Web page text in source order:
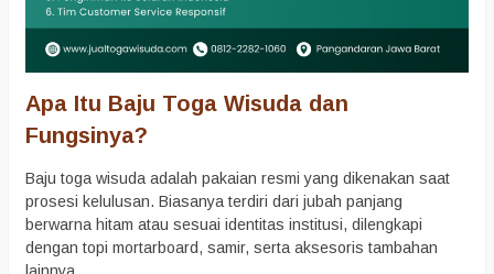
Apa Itu Baju Toga Wisuda dan
Fungsinya?
Baju toga wisuda adalah pakaian resmi yang dikenakan saat
prosesi kelulusan. Biasanya terdiri dari jubah panjang
berwarna hitam atau sesuai identitas institusi, dilengkapi
dengan topi mortarboard, samir, serta aksesoris tambahan